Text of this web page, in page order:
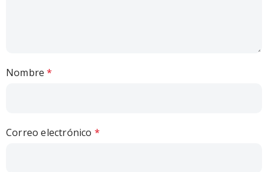
Nombre*
Correo electrónico *